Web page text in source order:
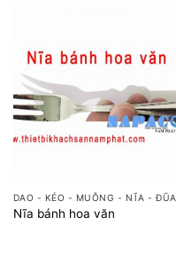
DAO - KÉO - MUỖNG - NĨA - ĐŨA
Nĩa bánh hoa văn